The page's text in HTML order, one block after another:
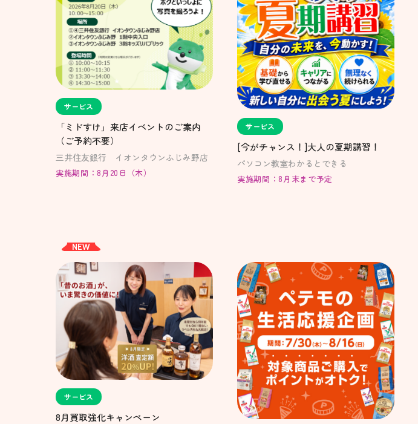
サービス
「ミドすけ」来店イベントのご案内
（ご予約不要）
三井住友銀行 イオンタウンふじみ野店
実施期間：8月20日（木）
サービス
[今がチャンス！]大人の夏期講習！
パソコン教室わかるとできる
実施期間：8月末まで予定
NEW
サービス
8月買取強化キャンペーン